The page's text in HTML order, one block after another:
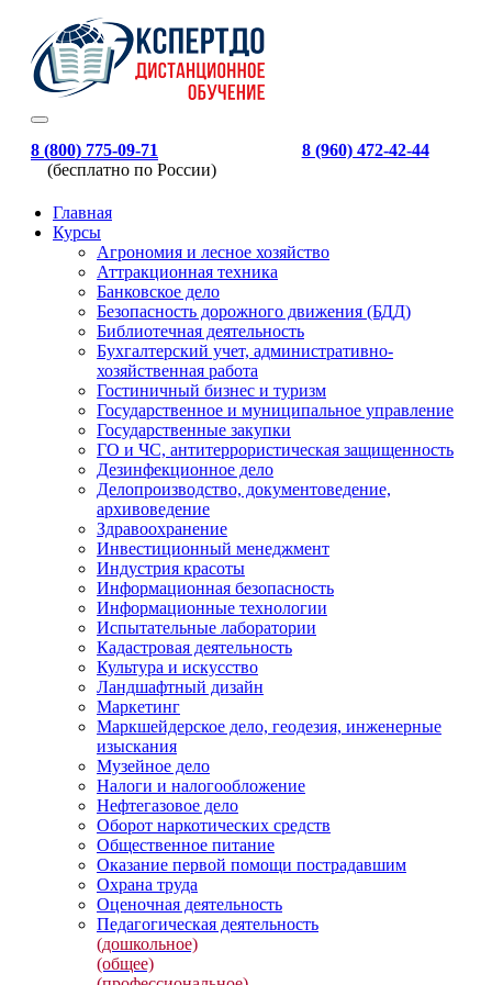
8 (800) 775-09-71
(бесплатно по России)
8 (960) 472-42-44
Главная
Курсы
Агрономия и лесное хозяйство
Аттракционная техника
Банковское дело
Безопасность дорожного движения (БДД)
Библиотечная деятельность
Бухгалтерский учет, административно-
хозяйственная работа
Гостиничный бизнес и туризм
Государственное и муниципальное управление
Государственные закупки
ГО и ЧС, антитеррористическая защищенность
Дезинфекционное дело
Делопроизводство, документоведение,
архивоведение
Здравоохранение
Инвестиционный менеджмент
Индустрия красоты
Информационная безопасность
Информационные технологии
Испытательные лаборатории
Кадастровая деятельность
Культура и искусство
Ландшафтный дизайн
Маркетинг
Маркшейдерское дело, геодезия, инженерные
изыскания
Музейное дело
Налоги и налогообложение
Нефтегазовое дело
Оборот наркотических средств
Общественное питание
Оказание первой помощи пострадавшим
Охрана труда
Оценочная деятельность
Педагогическая деятельность
(дошкольное)
(общее)